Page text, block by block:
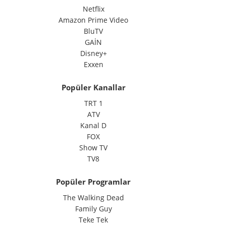
Netflix
Amazon Prime Video
BluTV
GAİN
Disney+
Exxen
Popüler Kanallar
TRT 1
ATV
Kanal D
FOX
Show TV
TV8
Popüler Programlar
The Walking Dead
Family Guy
Teke Tek